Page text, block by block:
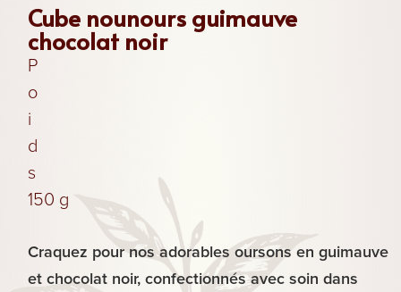
Les
Boites
Les
Biscuits
Plaisirs
Sucrés
Cube nounours guimauve
chocolat noir
P
o
i
d
s
150 g
Craquez pour nos adorables oursons en guimauve
et chocolat noir, confectionnés avec soin dans